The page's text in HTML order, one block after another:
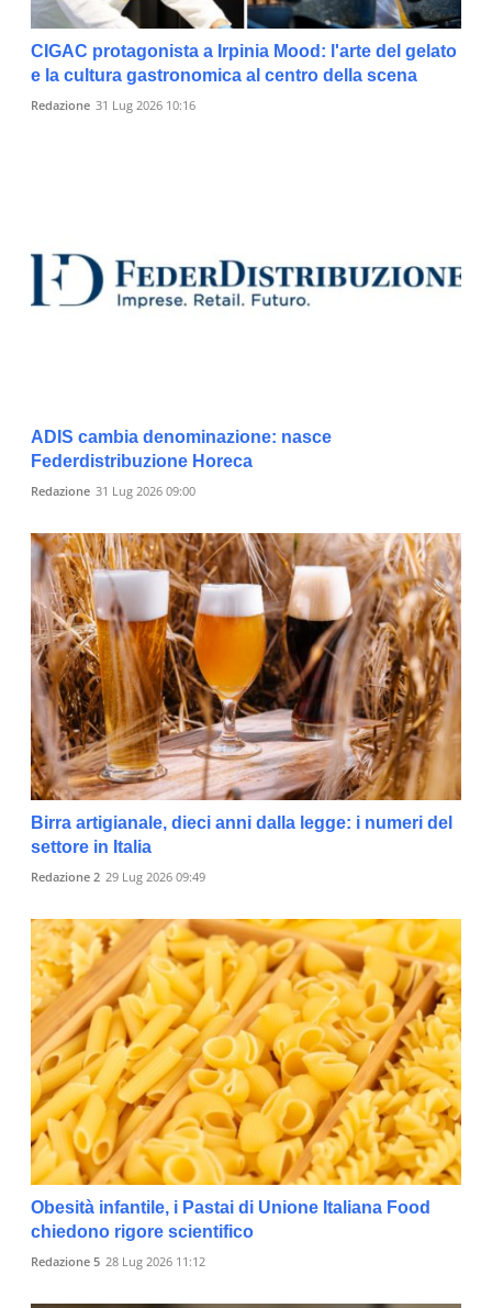
CIGAC protagonista a Irpinia Mood: l'arte del gelato
e la cultura gastronomica al centro della scena
Redazione 31 Lug 2026 10:16
ADIS cambia denominazione: nasce
Federdistribuzione Horeca
Redazione 31 Lug 2026 09:00
Birra artigianale, dieci anni dalla legge: i numeri del
settore in Italia
Redazione 2 29 Lug 2026 09:49
Obesità infantile, i Pastai di Unione Italiana Food
chiedono rigore scientifico
Redazione 5 28 Lug 2026 11:12